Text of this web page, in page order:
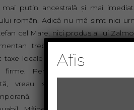
mai puţin ancestrală şi mai
român. Adică nu mă simt nici
cel Mare, nici produs al lui
trebuie să fug la
taxe locale pentru mine, mama
firme. Pentru unii România e
vreau să spun, şi mai
Cine sunt eu?
Afis